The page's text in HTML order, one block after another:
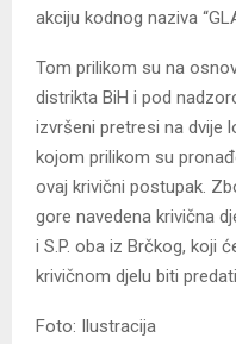
akciju kodnog naziva
Tom prilikom su na
distrikta BiH i pod
izvršeni pretresi na dvije
kojom prilikom su
ovaj krivični postupak.
gore navedena krivična
i S.P. oba iz Brčkog, koji
krivičnom djelu biti
Foto: Ilustracija